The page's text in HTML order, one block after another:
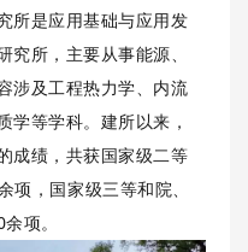
所是应用基础与应用发
所，主要从事能源、
涉及工程热力学、内流
学等学科。建所以来，
成绩，共获国家级二等
项，国家级三等和院、
项。